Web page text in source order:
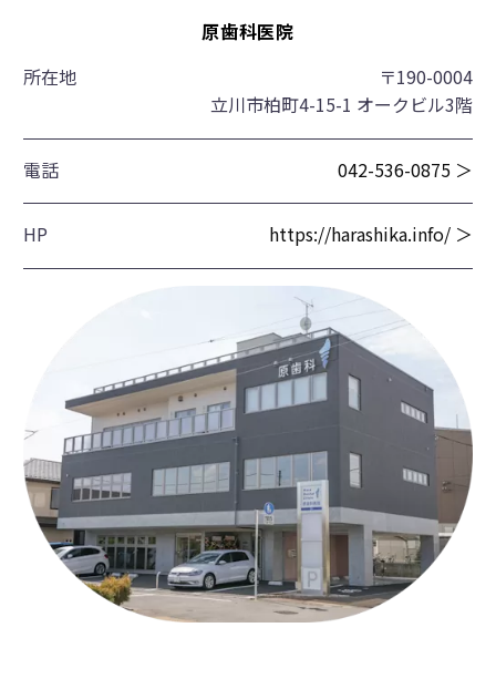
原歯科医院
所在地
〒190-0004
立川市柏町4-15-1 オークビル3階
電話 042-536-0875 ＞
HP https://harashika.info/ ＞